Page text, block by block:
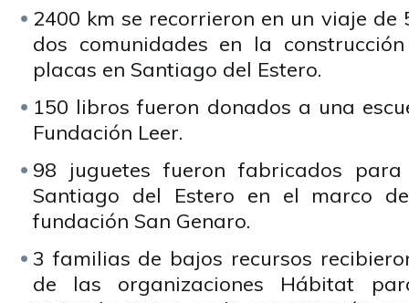
2400 km se recorrieron en un viaje
dos comunidades en la
placas en Santiago del Estero.
150 libros fueron donados a una
Fundación Leer.
98 juguetes fueron fabricados
Santiago del Estero en el marco
fundación San Genaro.
3 familias de bajos recursos
de las organizaciones Hábitat